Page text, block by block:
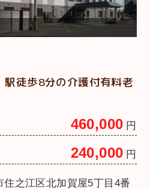
駅徒歩8分の介護付有料老
460,000 円
240,000 円
住之江区北加賀屋5丁目4番